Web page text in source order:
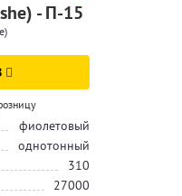
- П-15
фиолетовый
однотонный
310
27000